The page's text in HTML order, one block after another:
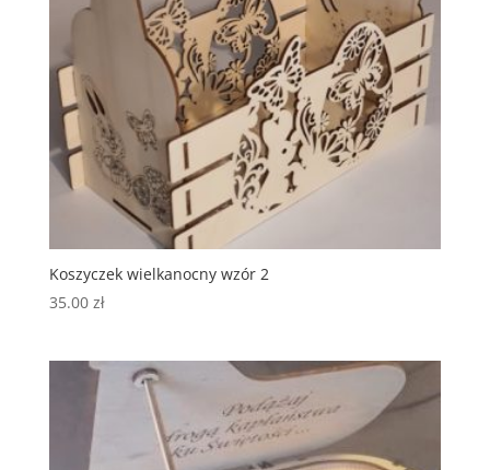
Koszyczek wielkanocny wzór 2
35.00 zł